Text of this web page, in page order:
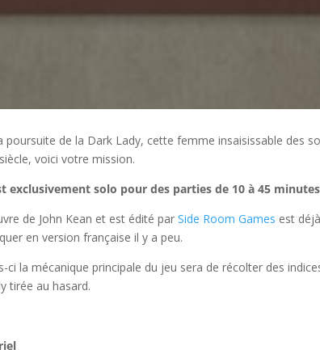
poursuite de la Dark Lady, cette femme insaisissable des
voici votre mission.
exclusivement solo pour des parties de 10 à 45
de John Kean et est édité parSide Room Games est
en version française il y a peu.
ci la mécanique principale du jeu sera de récolter des
tirée au hasard.